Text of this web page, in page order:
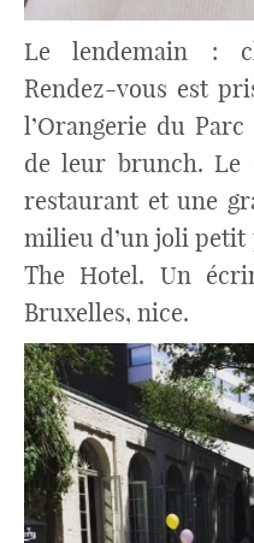
Le lendemain :
Rendez-vous est
l’Orangerie du
de leur brunch. Le
restaurant et une
milieu d’un joli
The Hotel. Un
Bruxelles, nice.